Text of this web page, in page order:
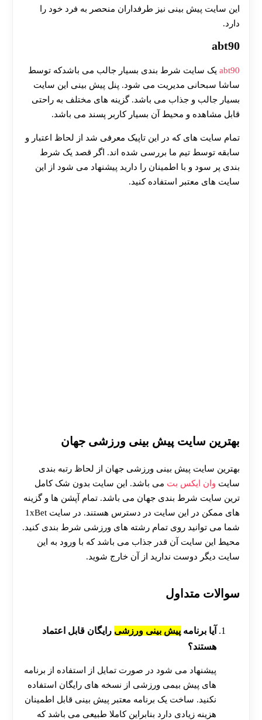
این سایت پیش بینی نیز طرفداران منحصر به فرد خود را
دارد.
abt90
abt90 یک سایت شرط بندی بسیار جالب می باشدکه توسط
ساشا سبحانی مدیریت می شود. پنل پیش بینی این سایت
بسیار جالب و جذاب می باشد. گزینه های مختلف به راحتی
قابل مشاهده و محیط آن بسیار کاربر پسند می باشد.
تمام سایت های که در این تاپیک معرفی شد از لحاظ اعتبار و
سابقه توسط تیم ما بررسی شده اند. اگر قصد یک شرط
بندی پر سود و با اطمینان را دارید پیشنهاد می شود از این
سایت های معتبر استفاده کنید.
بهترین سایت پیش بینی ورزشی جهان
بهترین سایت پیش بینی ورزشی جهان از لحاظ رتبه بندی
سایت وان ایکس بت می باشد. این سایت بدون شک کامل
ترین سایت شرط بندی جهان می باشد. تمام آپشن ها و گزینه
های ممکن در این سایت در دسترس هستند. در سایت 1xBet
شما می توانید روی تمام رشته های ورزشی شرط بندی کنید.
محیط این سایت آن قدر جذاب می باشد که با ورود به این
سایت دیگر دوست ندارید از آن خارج شوید.
سوالات متداول
آیا برنامه پیش بینی ورزشی رایگان قابل اعتماد
هستند؟
پیشنهاد می شود در صورت تمایل از استفاده از برنامه
های پیش بیمی ورزشی از نسخه های رایگان استفاده
نکنید. ساخت یک برنامه معتبر پیش بینی قابل اطمینان
هزینه زیادی دارد بنابراین کاملا طبیعی می باشد که